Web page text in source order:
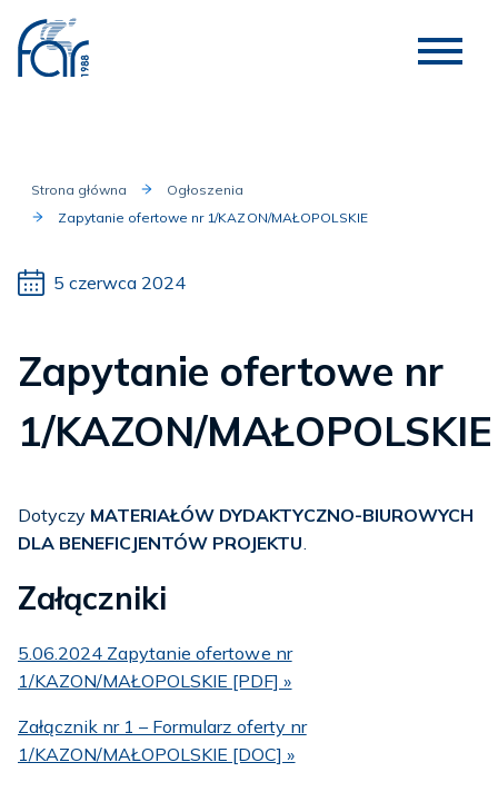
Strona główna
Ogłoszenia
Zapytanie ofertowe nr 1/KAZON/MAŁOPOLSKIE
5 czerwca 2024
Zapytanie ofertowe nr
1/KAZON/MAŁOPOLSKIE
Dotyczy MATERIAŁÓW DYDAKTYCZNO-BIUROWYCH
DLA BENEFICJENTÓW PROJEKTU
Załączniki
5.06.2024 Zapytanie ofertowe nr
1/KAZON/MAŁOPOLSKIE [PDF] »
Załącznik nr 1 – Formularz oferty nr
1/KAZON/MAŁOPOLSKIE [DOC] »